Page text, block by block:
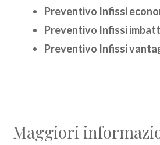
Preventivo Infissi
Preventivo Infissi
Preventivo Infissi
Maggiori